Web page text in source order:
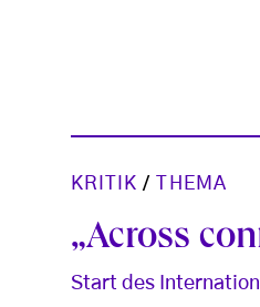
KRITIK / THEMA
„Across
Start des